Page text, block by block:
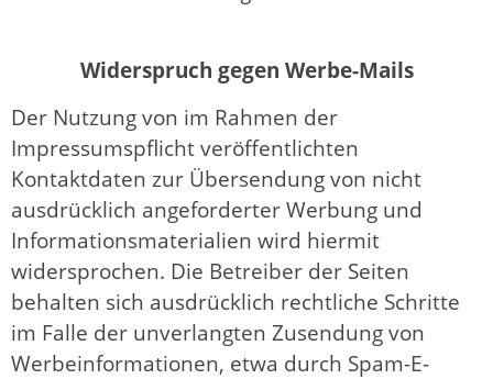
Widerspruch gegen Werbe-Mails
Der Nutzung von im Rahmen der
Impressumspflicht veröffentlichten
Kontaktdaten zur Übersendung von nicht
ausdrücklich angeforderter Werbung und
Informationsmaterialien wird hiermit
widersprochen. Die Betreiber der Seiten
behalten sich ausdrücklich rechtliche Schritte
im Falle der unverlangten Zusendung von
Werbeinformationen, etwa durch Spam-E-